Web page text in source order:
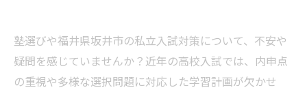
塾選びや福井県坂井市の私立入試対策について、不安や
疑問を感じていませんか？近年の高校入試では、内申点
の重視や多様な選択問題に対応した学習計画が欠かせ